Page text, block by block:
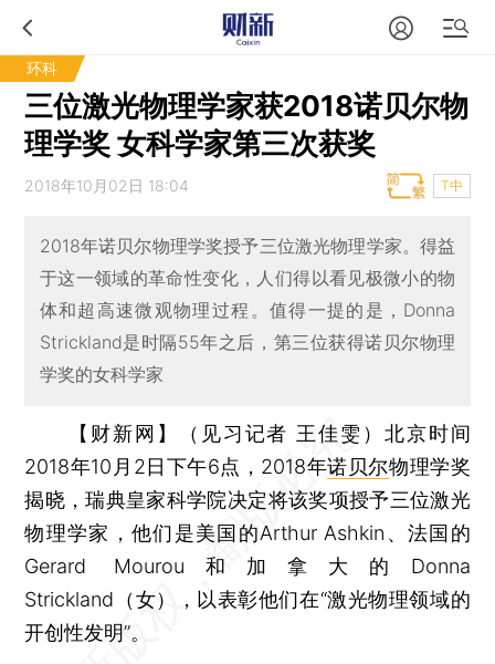
环科
三位激光物理学家获2018诺贝尔物
理学奖 女科学家第三次获奖
2018年10月02日 18:04 T中
2018年诺贝尔物理学奖授予三位激光物理学家。得益
于这一领域的革命性变化，人们得以看见极微小的物
体和超高速微观物理过程。值得一提的是，Donna
Strickland是时隔55年之后，第三位获得诺贝尔物理
学奖的女科学家
【财新网】（见习记者 王佳雯） 北京时间
2018年10月2日下午6点，2018年诺贝尔物理学奖
揭晓，瑞典皇家科学院决定将该奖项授予三位激光
物理学家，他们是美国的Arthur Ashkin、法国的
Gerard Mourou和加拿大的Donna
Strickland（女），以表彰他们在“激光物理领域的
开创性发明”。